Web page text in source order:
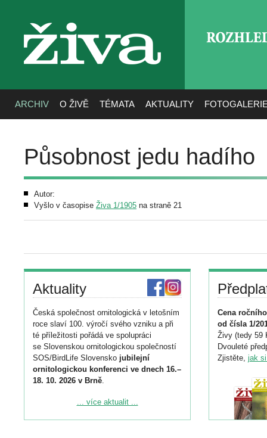
živa
ARCHIV O ŽIVĚ TÉMATA AKTUALITY
Působnost jedu hadího
Autor:
Vyšlo v časopise Živa 1/1905 na straně 21
Aktuality
Česká společnost ornitologická v letošním
roce slaví 100. výročí svého vzniku a při
té příležitosti pořádá ve spolupráci
se Slovenskou ornitologickou společností
SOS/BirdLife Slovensko jubilejní
ornitologickou konferenci ve dnech 16.–
18. 10. 2026 v Brně.
Podrobnější informace ke konferenci
... více aktualit ...
Cena
od čísla 1/
Živy (tedy 59
Dvouleté
Zjistěte, jak